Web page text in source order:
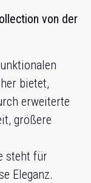
von der
bietet,
erweiterte
größere
steht für
Eleganz.